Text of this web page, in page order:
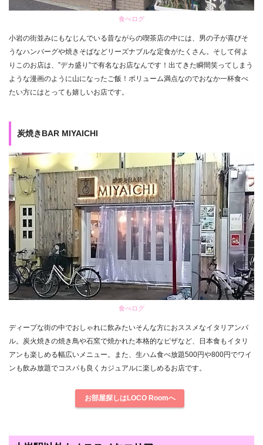
食べログ
小岩の街並みにもなじんでいる昔ながらの喫茶店の中には、男の子が喜びそ
うなハンバーグや焼きそばなどリーズナブルな定食がたくさん。そして何よ
りこのお店は、”デカ盛り”で有名なお店なんです！出てきた瞬間笑ってしまう
ような漫画のように山になったご飯！ボリューム満点なのでおなか一杯食べ
たい方にはとっても嬉しいお店です。
炭焼きBAR MIYAICHI
食べログ
ディープな街の中でおしゃれに飲みたいそんな方におススメなイタリアンバ
ル。炭火焼きの焼き鳥や石窯で焼かれた本格的なピザなど、日本食もイタリ
アンも楽しめる幅広いメニュー。また、生ハム食べ放題500円や800円でワイ
ンも飲み放題でコスパも良くカジュアルに楽しめるお店です。
お部屋探しはLOCO Roomへ